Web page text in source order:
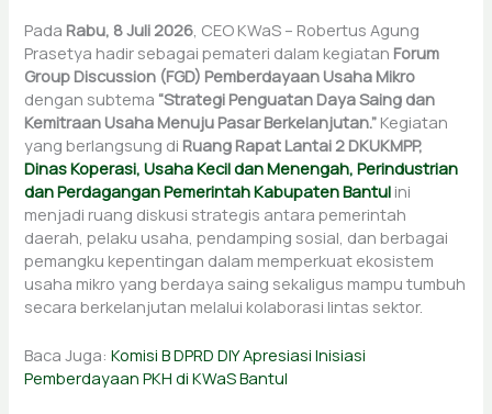
Pada Rabu, 8 Juli 2026 , CEO KWaS – Robertus Agung
Prasetya hadir sebagai pemateri dalam kegiatan Forum
Group Discussion (FGD) Pemberdayaan Usaha Mikro
dengan subtema “Strategi Penguatan Daya Saing dan
Kemitraan Usaha Menuju Pasar Berkelanjutan.” Kegiatan
yang berlangsung di Ruang Rapat Lantai 2 DKUKMPP,
Dinas Koperasi, Usaha Kecil dan Menengah, Perindustrian
dan Perdagangan Pemerintah Kabupaten Bantul ini
menjadi ruang diskusi strategis antara pemerintah
daerah, pelaku usaha, pendamping sosial, dan berbagai
pemangku kepentingan dalam memperkuat ekosistem
usaha mikro yang berdaya saing sekaligus mampu tumbuh
secara berkelanjutan melalui kolaborasi lintas sektor.
Baca Juga:Komisi B DPRD DIY Apresiasi Inisiasi
Pemberdayaan PKH di KWaS Bantul